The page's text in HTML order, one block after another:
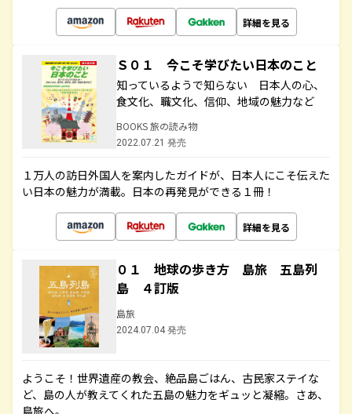
詳細を見る
Ｓ０１ 今こそ学びたい日本のこと
知っているようで知らない 日本人の心、
食文化、職文化、信仰、地域の魅力など
BOOKS 旅の読み物
2022.07.21 発売
１万人の訪日外国人を案内したガイドが、日本人にこそ伝えた
い日本の魅力が満載。日本の再発見ができる１冊！
詳細を見る
０１ 地球の歩き方 島旅 五島列
島 ４訂版
島旅
2024.07.04 発売
ようこそ！世界遺産の教会、絶品島ごはん、古民家ステイな
ど、島の人が教えてくれた五島の魅力をギュッと凝縮。さあ、
島旅へ。